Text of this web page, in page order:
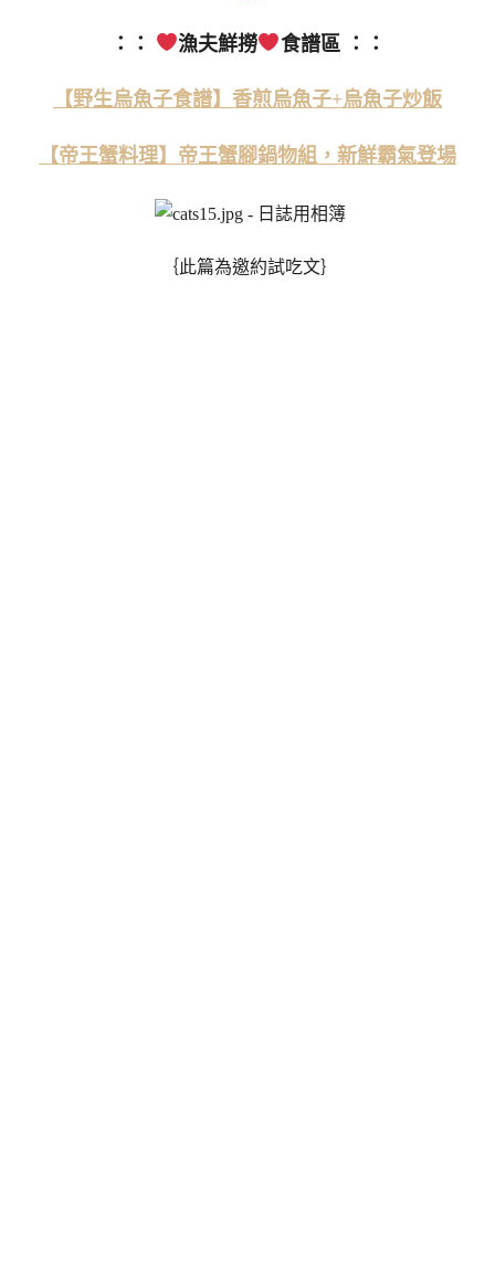
：： 漁夫鮮撈 食譜區 ：：
【野生烏魚子食譜】香煎烏魚子+烏魚子炒飯
【帝王蟹料理】帝王蟹腳鍋物組，新鮮霸氣登場
｛此篇為邀約試吃文｝